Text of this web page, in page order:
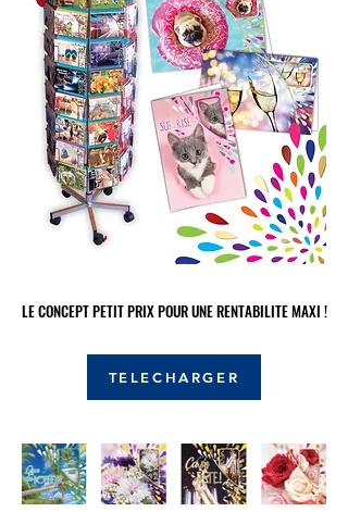
LE CONCEPT PETIT PRIX POUR UNE RENTABILITE MAXI !
LE CONCEPT PETIT PRIX POUR UNE RENTABILITE MAXI !
TELECHARGER